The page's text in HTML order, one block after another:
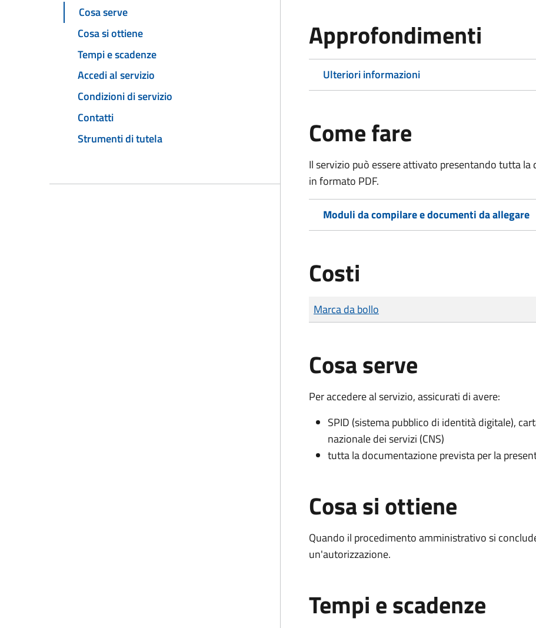
Cosa serve
Cosa si ottiene
Tempi e scadenze
Accedi al servizio
Condizioni di servizio
Contatti
Strumenti di tutela
Approfondimenti
Ulteriori informazioni
Come fare
Il servizio può essere attivato presentando tutta
in formato PDF.
Moduli da compilare e documenti da allegare
Costi
Tipo di pagamento
Importo
Marca da bollo
Cosa serve
Per accedere al servizio, assicurati di avere:
SPID (sistema pubblico di identità digitale),
nazionale dei servizi (CNS)
tutta la documentazione prevista per la
Cosa si ottiene
Quando il procedimento amministrativo si
un'autorizzazione.
Tempi e scadenze